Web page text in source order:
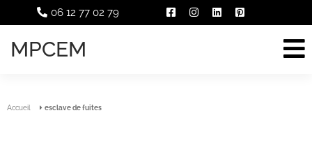
06 12 77 02 79
MPCEM
Accueil esclave de fuites